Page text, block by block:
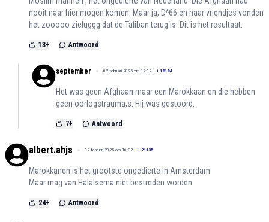
nooit naar hier mogen komen. Maar ja, D^66 en haar vriendjes vonden
het zooooo zieluggg dat de Taliban terug is. Dit is het resultaat.
13+ Antwoord
september 02 februari 2025 om 17:02 + 18184
Het was geen Afghaan maar een Marokkaan en die hebben
geen oorlogstrauma,s. Hij was gestoord.
7+ Antwoord
albert.ahjs 02 februari 2025 om 16:32 + 21135
Marokkanen is het grootste ongedierte in Amsterdam
Maar mag van Halalsema niet bestreden worden
24+ Antwoord